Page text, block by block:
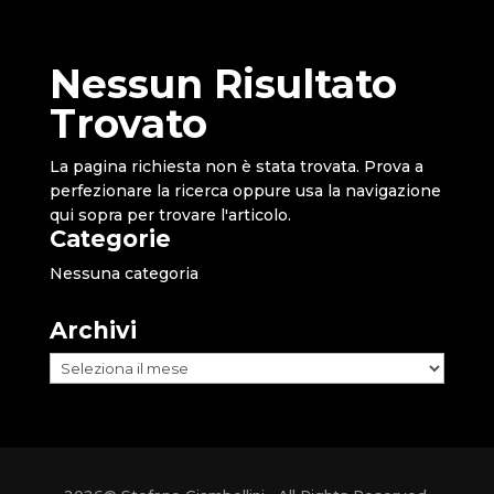
Nessun Risultato
Trovato
La pagina richiesta non è stata trovata. Prova a
perfezionare la ricerca oppure usa la navigazione
qui sopra per trovare l'articolo.
Categorie
Nessuna categoria
Archivi
Archivi